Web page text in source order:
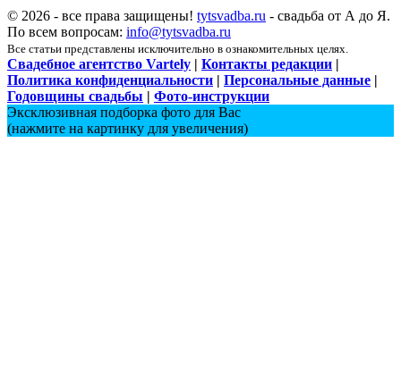
© 2026 - все права защищены! tytsvadba.ru - свадьба от А до Я.
По всем вопросам: info@tytsvadba.ru
Все статьи представлены исключительно в ознакомительных целях.
Свадебное агентство Vartely | Контакты редакции |
Политика конфиденциальности | Персональные данные |
Годовщины свадьбы | Фото-инструкции
Эксклюзивная подборка фото для Вас
(нажмите на картинку для увеличения)